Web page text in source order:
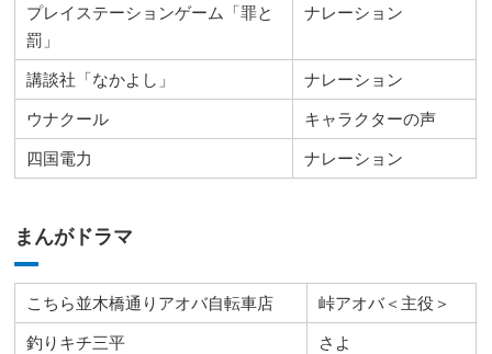
プレイステーションゲーム「罪と
罰」
ナレーション
講談社「なかよし」
ナレーション
ウナクール
キャラクターの声
四国電力
ナレーション
まんがドラマ
こちら並木橋通りアオバ自転車店
峠アオバ＜主役＞
釣りキチ三平
さよ